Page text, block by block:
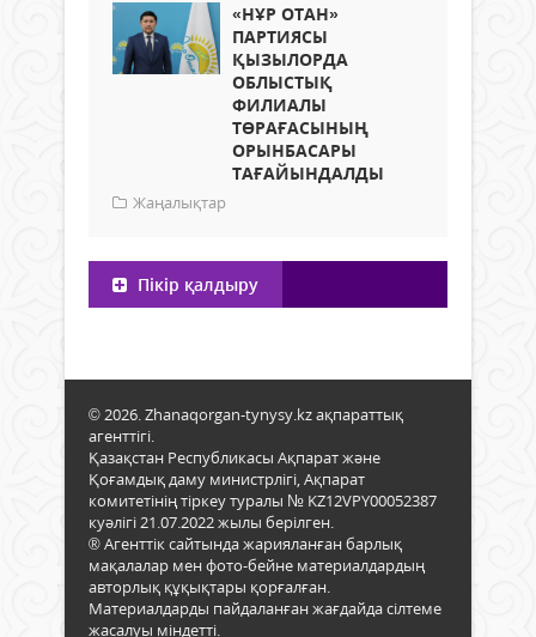
«НҰР ОТАН»
ПАРТИЯСЫ
ҚЫЗЫЛОРДА
ОБЛЫСТЫҚ
ФИЛИАЛЫ
ТӨРАҒАСЫНЫҢ
ОРЫНБАСАРЫ
ТАҒАЙЫНДАЛДЫ
Жаңалықтар
Пікір қалдыру
© 2026. Zhanaqorgan-tynysy.kz ақпараттық
агенттігі.
Қазақстан Республикасы Ақпарат және
Қоғамдық даму министрлігі, Ақпарат
комитетінің тіркеу туралы № KZ12VPY00052387
куәлігі 21.07.2022 жылы берілген.
® Агенттік сайтында жарияланған барлық
мақалалар мен фото-бейне материалдардың
авторлық құқықтары қорғалған.
Материалдарды пайдаланған жағдайда сілтеме
жасалуы міндетті.